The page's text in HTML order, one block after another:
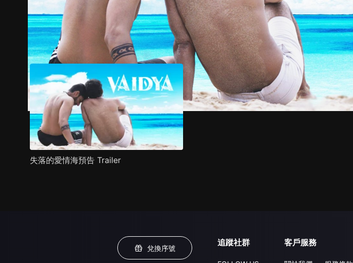
預告 劇照 推薦影片 劇情介紹
失落的愛情海預告 Trailer
兌換序號
追蹤社群 客戶服務